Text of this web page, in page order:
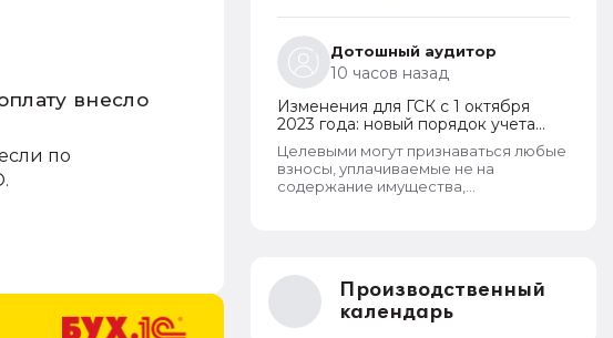
внесло
по
Дотошный аудитор
10 часов назад
Изменения для ГСК с 1 октября
2023 года: новый порядок учета
поступающих взносов, открытие
расчетных счетов и переход на
применение бухгалтерского ПО
Целевыми могут признаваться любые
взносы, уплачиваемые не на
содержание имущества,
взносов законом не ограничен.
Взносы могут собираться на любые
цели, за которые проголосует общее
собрание собственников. Пример
Производственный
календарь